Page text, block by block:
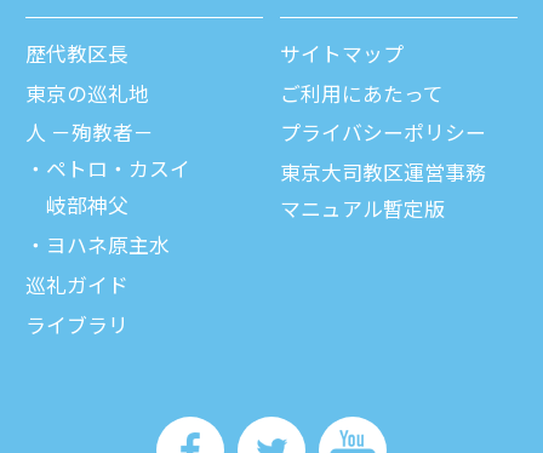
歴代教区⻑
東京の巡礼地
⼈ －殉教者－
ペトロ・カスイ
岐部神父
ヨハネ原主水
巡礼ガイド
ライブラリ
サイトマップ
ご利⽤にあたって
プライバシーポリシー
東京大司教区運営事務
マニュアル暫定版